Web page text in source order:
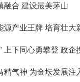
融合 建设最美茅山
源产业王牌 培育壮大
上下同心勇攀登 政企
精气神 为金坛发展注